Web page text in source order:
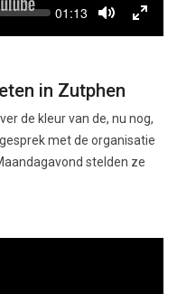
Current
01:13
Mute
in Zutphen
de kleur van de, nu nog,
met de organisatie
stelden ze